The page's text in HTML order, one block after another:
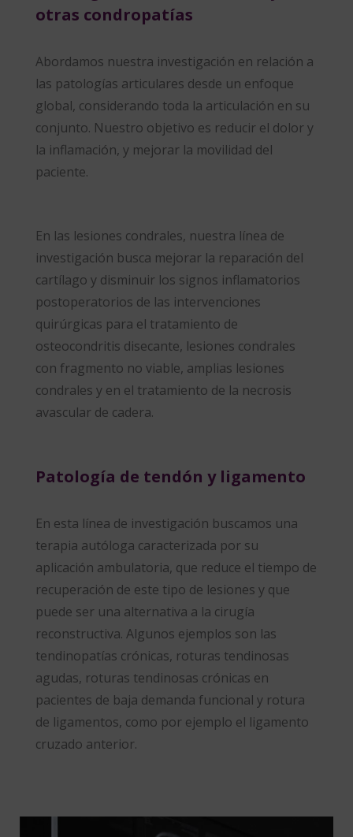
otras condropatías
Abordamos nuestra investigación en relación a
las patologías articulares desde un enfoque
global, considerando toda la articulación en su
conjunto. Nuestro objetivo es reducir el dolor y
la inflamación, y mejorar la movilidad del
paciente.
En las lesiones condrales, nuestra línea de
investigación busca mejorar la reparación del
cartílago y disminuir los signos inflamatorios
postoperatorios de las intervenciones
quirúrgicas para el tratamiento de
osteocondritis disecante, lesiones condrales
con fragmento no viable, amplias lesiones
condrales y en el tratamiento de la necrosis
avascular de cadera.
Patología de tendón y ligamento
En esta línea de investigación buscamos una
terapia autóloga caracterizada por su
aplicación ambulatoria, que reduce el tiempo de
recuperación de este tipo de lesiones y que
puede ser una alternativa a la cirugía
reconstructiva. Algunos ejemplos son las
tendinopatías crónicas, roturas tendinosas
agudas, roturas tendinosas crónicas en
pacientes de baja demanda funcional y rotura
de ligamentos, como por ejemplo el ligamento
cruzado anterior.